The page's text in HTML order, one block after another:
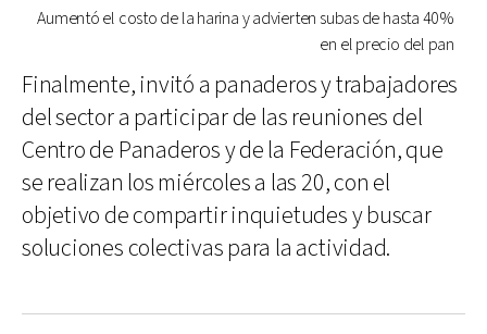
Aumentó el costo de la harina y advierten subas de hasta 40%
en el precio del pan
Finalmente, invitó a panaderos y trabajadores
del sector a participar de las reuniones del
Centro de Panaderos y de la Federación, que
se realizan los miércoles a las 20, con el
objetivo de compartir inquietudes y buscar
soluciones colectivas para la actividad.